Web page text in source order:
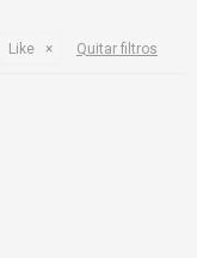
Like Quitar filtros